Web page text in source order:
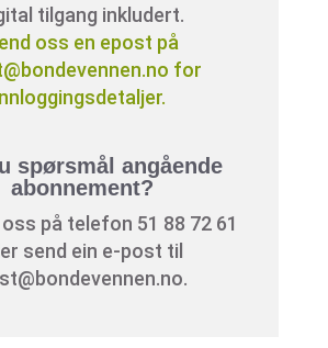
tilgang inkludert.
oss en epost på
for
spørsmål angående
abonnement?
på telefon 51 88 72 61
send ein e-post til